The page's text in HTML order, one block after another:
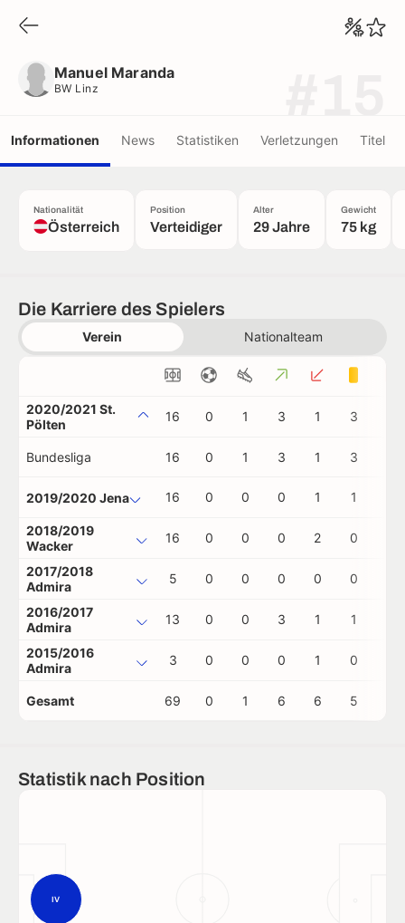
Manuel Maranda
BW Linz
Informationen News Statistiken Verletzungen Titel
Nationalität
Österreich
Position
Verteidiger
Alter
29 Jahre
Gewicht
75 kg
Die Karriere des Spielers
Verein Nationalteam
2020/2021 St.
Pölten
16 0 1 3 1 3
Bundesliga 16 0 1 3 1 3
2019/2020 Jena 16 0 0 0 1 1
2018/2019
Wacker
16 0 0 0 2 0
2017/2018
Admira
5 0 0 0 0 0
2016/2017
Admira
13 0 0 3 1 1
2015/2016
Admira
3 0 0 0 1 0
Gesamt 69 0 1 6 6 5
Statistik nach Position
IV